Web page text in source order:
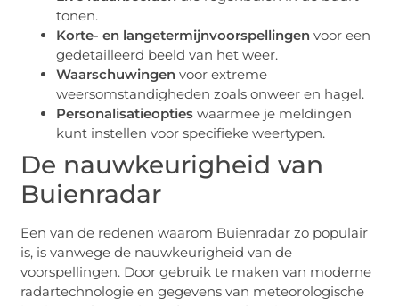
tonen.
Korte- en langetermijnvoorspellingen voor een
gedetailleerd beeld van het weer.
Waarschuwingen voor extreme
weersomstandigheden zoals onweer en hagel.
Personalisatieopties waarmee je meldingen
kunt instellen voor specifieke weertypen.
De nauwkeurigheid van
Buienradar
Een van de redenen waarom Buienradar zo populair
is, is vanwege de nauwkeurigheid van de
voorspellingen. Door gebruik te maken van moderne
radartechnologie en gegevens van meteorologische